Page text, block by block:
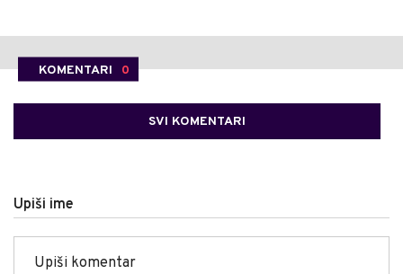
KOMENTARI 0
SVI KOMENTARI
Upiši ime